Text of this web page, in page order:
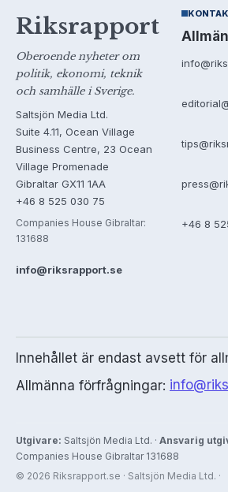
Riksrapport
Oberoende nyheter om
politik, ekonomi, teknik
och samhälle i Sverige.
Saltsjön Media Ltd.
Suite 4.11, Ocean Village
Business Centre, 23 Ocean
Village Promenade
Gibraltar GX11 1AA
+46 8 525 030 75
Companies House Gibraltar:
131688
info@riksrapport.se
+46 8
Innehållet är endast avsett för
Allmänna förfrågningar:
Utgivare: Saltsjön Media Ltd. · Ansvarig
Companies House Gibraltar 131688
© 2026 Riksrapport.se · Saltsjön Media Ltd. ·